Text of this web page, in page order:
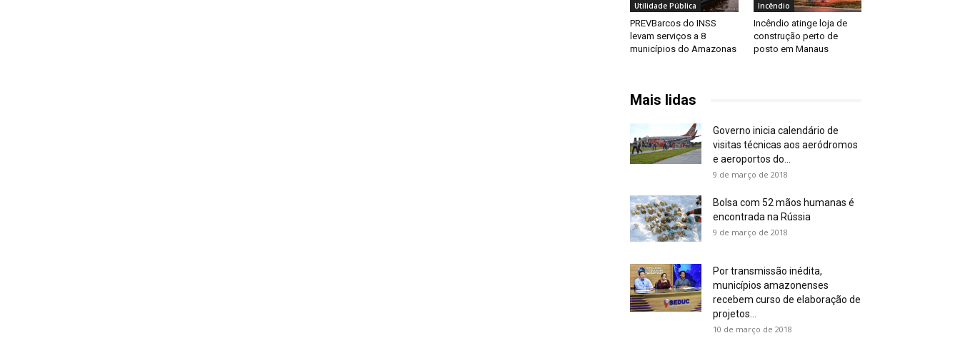
Utilidade Pública
PREVBarcos do INSS
levam serviços a 8
municípios do Amazonas
Incêndio
Incêndio atinge loja de
construção perto de
posto em Manaus
Mais lidas
Governo inicia calendário de
visitas técnicas aos aeródromos
e aeroportos do...
9 de março de 2018
Bolsa com 52 mãos humanas é
encontrada na Rússia
9 de março de 2018
Por transmissão inédita,
municípios amazonenses
recebem curso de elaboração de
projetos...
10 de março de 2018